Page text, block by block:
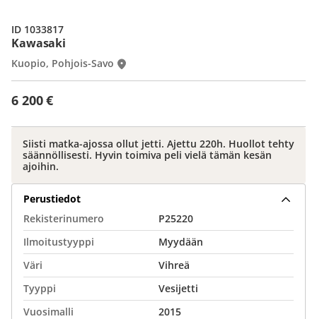
Kawasaki
6 200 €
Kuopio, Pohjois-Savo
ID 1033817
Siisti matka-ajossa ollut jetti. Ajettu 220h. Huollot tehty
säännöllisesti. Hyvin toimiva peli vielä tämän kesän
ajoihin.
Perustiedot
Rekisterinumero
P25220
Ilmoitustyyppi
Myydään
Väri
Vihreä
Tyyppi
Vesijetti
Vuosimalli
2015